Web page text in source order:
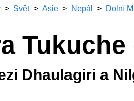
Svět Asie Nepál Dolní
Dhaulagiri a